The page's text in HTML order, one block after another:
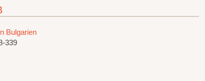
Bulgarien
339